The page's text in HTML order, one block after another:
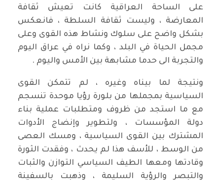
على الساحة العراقية كانت تعيش ثقافة
المعارضة ، وليست ثقافة السلطة ، فانعكس
بشكل واضح على سلوك ونشاط هذه القوى وعلى
مجمل الحياة في البلد ، وكما نراه في عراق اليوم
والتجربة الى حدما مشابهة بين الأمس واليوم .
ونتيجة لما بيناه وغيره ، لم تتمكن القوى
السياسية بمجملها من بلورة رؤيا موحدة تنسجم
مع ما استجد من ظروف ومتطلبات عملية بناء
دولة المؤسسات ، ولتطوير وإنضاج الأدوات
المشترك بين القوى السياسية ، ومسك العصى
من الوسط ، للأسف هذا لم يحدث ، وفقدت الثورة
وقادتها ومعها الطيف السياسي التوازن والثبات
والتبصر والرؤية السليمة ، وذهبت بالسفينة